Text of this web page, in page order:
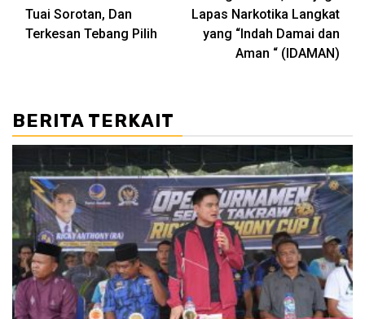
Tuai Sorotan, Dan
Terkesan Tebang Pilih
Lapas Narkotika Langkat
yang “Indah Damai dan
Aman “ (IDAMAN)
BERITA TERKAIT